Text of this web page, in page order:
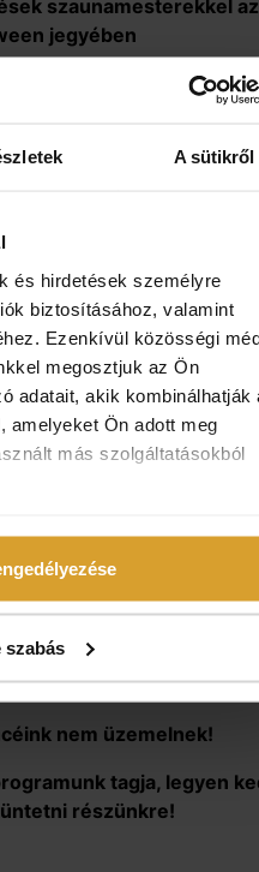
A sütikről
és hirdetések személyre
biztosításához, valamint
Ezenkívül közösségi
megosztjuk az Ön
adatait, akik kombinálhatják
amelyeket Ön adott meg
más szolgáltatásokból
szabás
szaunamesterekkel az
jegyében
a következő villányi
a Villánykövesdi
túra az
programok
és törölköző
a fürdő és a
wellness-használat a
jogát fenntartjuk!
nem üzemelnek!
tagja, legyen
részünkre!